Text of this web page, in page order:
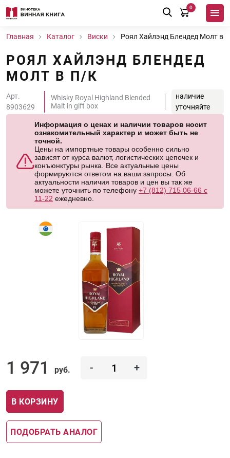
0
Главная Каталог Виски Роял Хайлэнд Блендед Молт в
РОЯЛ ХАЙЛЭНД БЛЕНДЕД
МОЛТ В П/К
Арт.
8903629
Whisky Royal Highland Blended
Malt in gift box
наличие
уточняйте
Информация о ценах и наличии товаров носит
ознакомительный характер и может быть не
точной.
Цены на импортные товары особенно сильно
зависят от курса валют, логистических цепочек и
конъюнктуры рынка. Все актуальные цены
формируются ответом на ваши запросы. Об
актуальности наличия товаров и цен вы так же
можете уточнить по телефону +7 (812) 715 06-66 с
11-22 ежедневно.
1 971 руб. - +
В КОРЗИНУ
ПОДОБРАТЬ АНАЛОГ